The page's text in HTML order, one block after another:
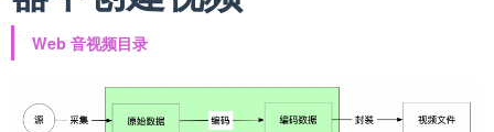
Web 音视频目录